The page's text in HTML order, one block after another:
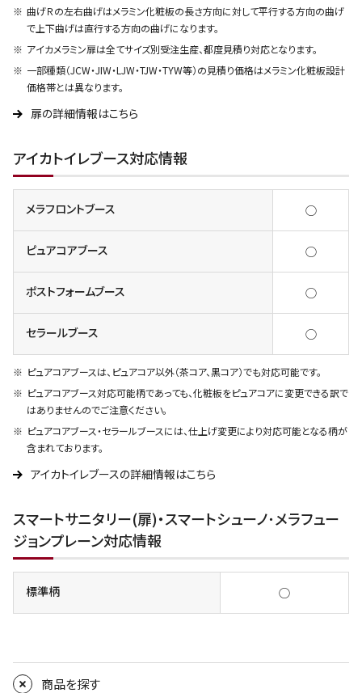
曲げＲの左右曲げはメラミン化粧板の長さ方向に対して平行する方向の曲げ
で上下曲げは直行する方向の曲げになります。
アイカメラミン扉は全てサイズ別受注生産、都度見積り対応となります。
一部種類（JCW・JIW・LJW・TJW・TYW等）の見積り価格はメラミン化粧板設計
価格帯とは異なります。
扉の詳細情報はこちら
アイカトイレブース対応情報
メラフロントブース ◯
ピュアコアブース ◯
ポストフォームブース ◯
セラールブース ◯
ピュアコアブースは、ピュアコア以外（茶コア、黒コア）でも対応可能です。
ピュアコアブース対応可能柄であっても、化粧板をピュアコアに変更できる訳で
はありませんのでご注意ください。
ピュアコアブース・セラールブースには、仕上げ変更により対応可能となる柄が
含まれております。
アイカトイレブースの詳細情報はこちら
スマートサニタリー(扉)・スマートシューノ･メラフュー
ジョンプレーン対応情報
標準柄 ◯
商品を探す